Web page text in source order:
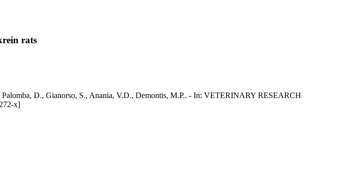
rats
D., Gianorso, S., Anania, V.D., Demontis, M.P.. - In: VETERINARY RESEARCH
x]